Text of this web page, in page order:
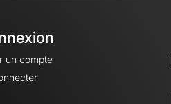
un compte